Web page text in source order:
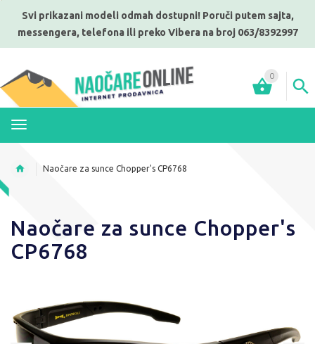
Svi prikazani modeli odmah dostupni! Poruči putem sajta,
messengera, telefona ili preko Vibera na broj 063/8392997
0
Naočare za sunce Chopper's CP6768
Naočare za sunce Chopper's
CP6768